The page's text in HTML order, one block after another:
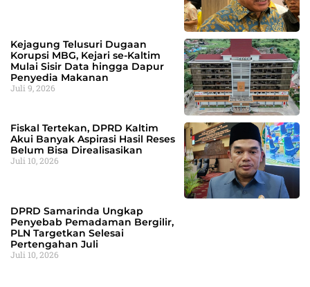
Kejagung Telusuri Dugaan
Korupsi MBG, Kejari se-Kaltim
Mulai Sisir Data hingga Dapur
Penyedia Makanan
Juli 9, 2026
Fiskal Tertekan, DPRD Kaltim
Akui Banyak Aspirasi Hasil Reses
Belum Bisa Direalisasikan
Juli 10, 2026
DPRD Samarinda Ungkap
Penyebab Pemadaman Bergilir,
PLN Targetkan Selesai
Pertengahan Juli
Juli 10, 2026